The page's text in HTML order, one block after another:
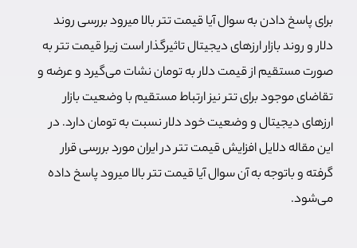
برای پاسخ دادن به سوال آیا قیمت تتر بالا میرود بررسی روند
دلار و روند بازار ارزهای دیجیتال تاثیرگذار است زیرا قیمت تتر به
صورت مستقیم از قیمت دلار به تومان نشات می‌گیرد و عرضه و
تقاضای موجود برای تتر نیز ارتباط مستقیم با وضعیت بازار
ارزهای دیجیتال و وضعیت خود دلار نسبت به تومان دارد. در
این مقاله دلایل افزایش قیمت تتر در ایران مورد بررسی قرار
گرفته و باتوجه به آن سوال آیا قیمت تتر بالا میرود پاسخ داده
می‌شود.